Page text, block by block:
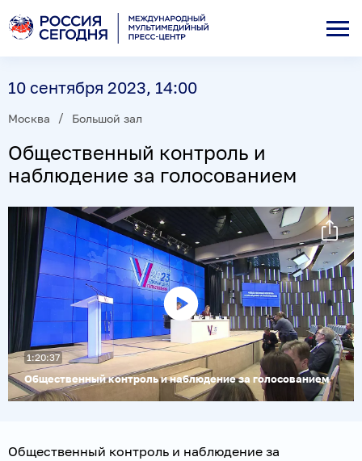
10 сентября 2023, 14:00
Москва Большой зал
Общественный контроль и
наблюдение за голосованием
Воспроизвести
видео
Общественный контроль и наблюдение за голосованием
1:20:37
Общественный контроль и наблюдение за